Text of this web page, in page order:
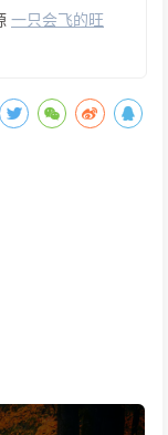
一只会飞的旺